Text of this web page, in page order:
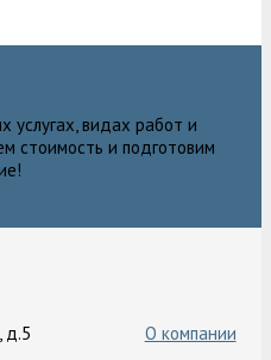
видах работ и
стоимость и подготовим
д.5
О компании